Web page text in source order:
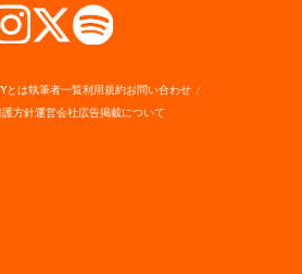
とは執筆者一覧利用規約お問い合わせ
護方針運営会社広告掲載について